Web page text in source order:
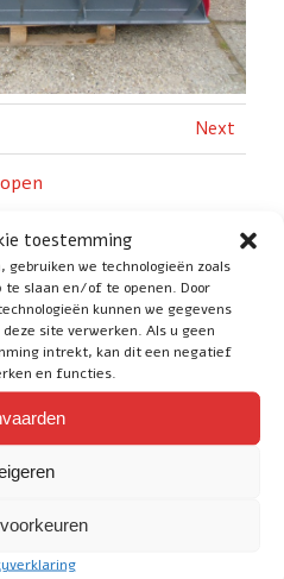
toestemming
we technologieën zoals
slaan en/of te openen. Door
kunnen we gegevens
site verwerken. Als u geen
intrekt, kan dit een negatief
en functies.
Next
u advies? Klik